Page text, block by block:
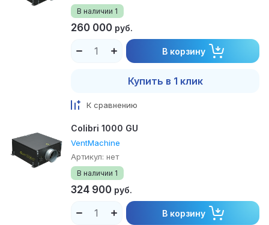
В наличии 1
260 000 руб.
В корзину
Купить в 1 клик
К сравнению
Colibri 1000 GU
VentMachine
Артикул: нет
В наличии 1
324 900 руб.
В корзину